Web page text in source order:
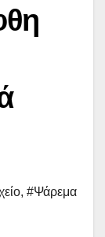
, #Ψάρεμα